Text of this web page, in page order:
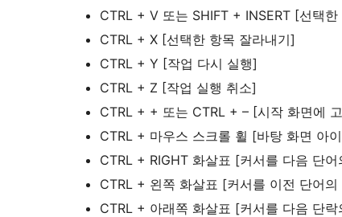
CTRL + V 또는 SHIFT + INSERT [선택
CTRL + X [선택한 항목 잘라내기]
CTRL + Y [작업 다시 실행]
CTRL + Z [작업 실행 취소]
CTRL + + 또는 CTRL + – [시작 화면에
CTRL + 마우스 스크롤 휠 [바탕 화면 아
CTRL + RIGHT 화살표 [커서를 다음 단
CTRL + 왼쪽 화살표 [커서를 이전 단어
CTRL + 아래쪽 화살표 [커서를 다음 단